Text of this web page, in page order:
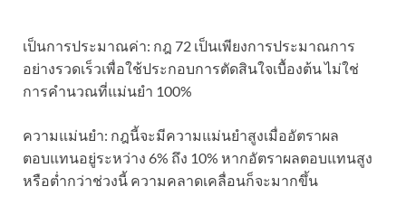
เป็นการประมาณค่า: กฎ 72 เป็นเพียงการประมาณการ
อย่างรวดเร็วเพื่อใช้ประกอบการตัดสินใจเบื้องต้น ไม่ใช่
การคำนวณที่แม่นยำ 100%
​ความแม่นยำ: กฎนี้จะมีความแม่นยำสูงเมื่ออัตราผล
ตอบแทนอยู่ระหว่าง 6% ถึง 10% หากอัตราผลตอบแทนสูง
หรือต่ำกว่าช่วงนี้ ความคลาดเคลื่อนก็จะมากขึ้น